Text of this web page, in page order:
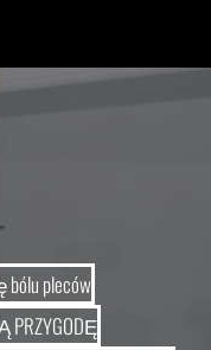
bólu pleców
PRZYGODĘ